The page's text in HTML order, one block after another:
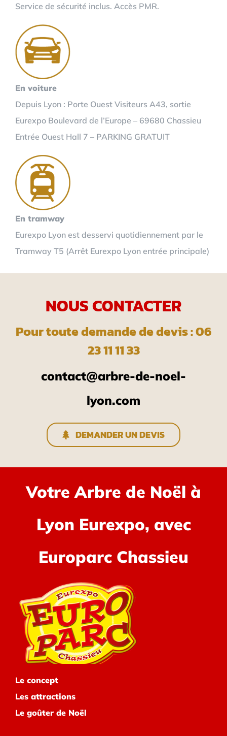
Service de sécurité inclus. Accès PMR.
En voiture
Depuis Lyon : Porte Ouest Visiteurs A43, sortie
Eurexpo Boulevard de l’Europe – 69680 Chassieu
Entrée Ouest Hall 7 – PARKING GRATUIT
En tramway
Eurexpo Lyon est desservi quotidiennement par le
Tramway T5 (Arrêt Eurexpo Lyon entrée principale)
NOUS CONTACTER
Pour toute demande de devis : 06
23 11 11 33
contact@arbre-de-noel-
lyon.com
DEMANDER UN DEVIS
Votre Arbre de Noël à
Lyon Eurexpo, avec
Europarc Chassieu
Le concept
Les attractions
Le goûter de Noël